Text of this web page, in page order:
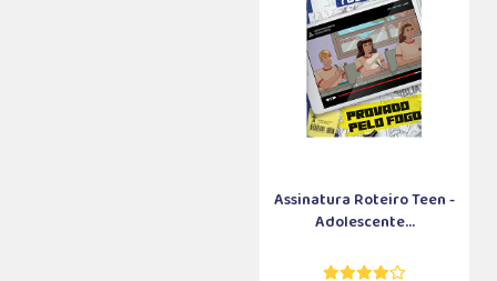
Assinatura Roteiro Teen -
Adolescente...